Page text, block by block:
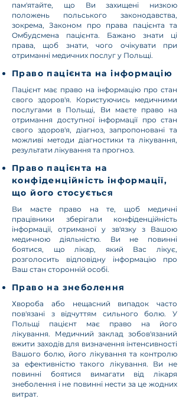
пам'ятайте, що Ви захищені низкою
положень польського законодавства,
зокрема, Законом про права пацієнта та
Омбудсмена пацієнта. Бажано знати ці
права, щоб знати, чого очікувати при
отриманні медичних послуг у Польщі.
Право пацієнта на інформацію
Пацієнт має право на інформацію про стан
свого здоров'я. Користуючись медичними
послугами в Польщі, Ви маєте право на
отримання доступної інформації про стан
свого здоров'я, діагноз, запропоновані та
можливі методи діагностики та лікування,
результати лікування та прогноз.
Право пацієнта на
конфіденційність інформації,
що його стосується
Ви маєте право на те, щоб медичні
працівники зберігали конфіденційність
інформації, отриманої у зв'язку з Вашою
медичною діяльністю. Ви не повинні
боятися, що лікар, який Вас лікує,
розголосить відповідну інформацію про
Ваш стан сторонній особі.
Право на знеболення
Хвороба або нещасний випадок часто
пов'язані з відчуттям сильного болю. У
Польщі пацієнт має право на його
лікування. Медичний заклад зобов'язаний
вжити заходів для визначення інтенсивності
Вашого болю, його лікування та контролю
за ефективністю такого лікування. Ви не
повинні боятися вимагати від лікаря
знеболення і не повинні нести за це жодних
витрат.